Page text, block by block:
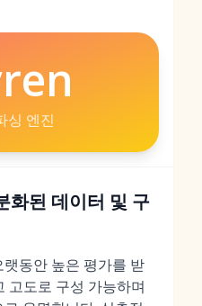
싱 엔진
화된 데이터 및 구
동안 높은 평가를 받
고도로 구성 가능하며